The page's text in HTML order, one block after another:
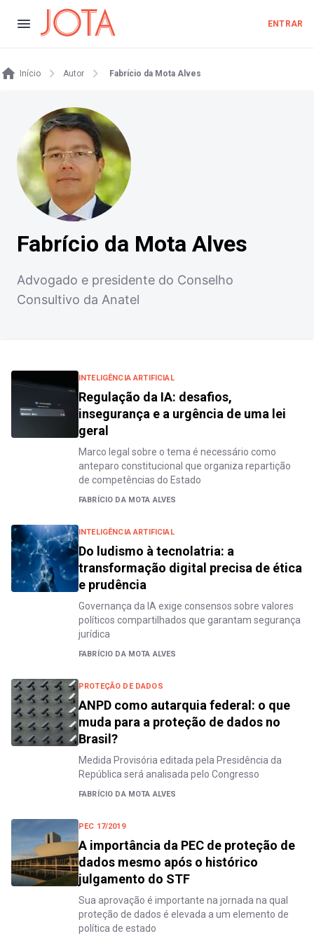
ENTRAR
Início Autor Fabrício da Mota Alves
Fabrício da Mota Alves
Advogado e presidente do Conselho
Consultivo da Anatel
INTELIGÊNCIA ARTIFICIAL
Regulação da IA: desafios,
insegurança e a urgência de uma lei
geral
Marco legal sobre o tema é necessário como
anteparo constitucional que organiza repartição
de competências do Estado
FABRÍCIO DA MOTA ALVES
INTELIGÊNCIA ARTIFICIAL
Do ludismo à tecnolatria: a
transformação digital precisa de ética
e prudência
Governança da IA exige consensos sobre valores
políticos compartilhados que garantam segurança
jurídica
FABRÍCIO DA MOTA ALVES
PROTEÇÃO DE DADOS
ANPD como autarquia federal: o que
muda para a proteção de dados no
Brasil?
Medida Provisória editada pela Presidência da
República será analisada pelo Congresso
FABRÍCIO DA MOTA ALVES
PEC 17/2019
A importância da PEC de proteção de
dados mesmo após o histórico
julgamento do STF
Sua aprovação é importante na jornada na qual
proteção de dados é elevada a um elemento de
política de estado